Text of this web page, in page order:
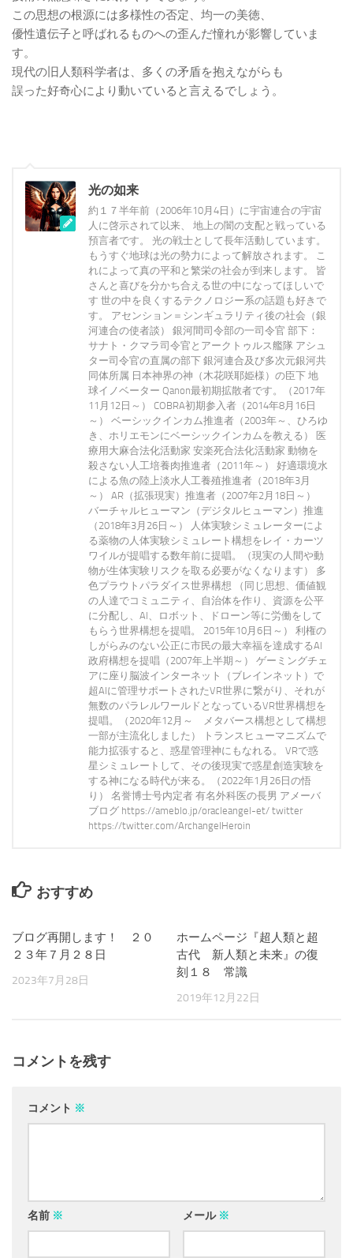
この思想の根源には多様性の否定、均一の美徳、
優性遺伝子と呼ばれるものへの歪んだ憧れが影響していま
す。
現代の旧人類科学者は、多くの矛盾を抱えながらも
誤った好奇心により動いていると言えるでしょう。
光の如来
約１７半年前（2006年10月4日）に宇宙連合の宇宙
人に啓示されて以来、 地上の闇の支配と戦っている
預言者です。 光の戦士として長年活動しています。
もうすぐ地球は光の勢力によって解放されます。 こ
れによって真の平和と繁栄の社会が到来します。 皆
さんと喜びを分かち合える世の中になってほしいで
す 世の中を良くするテクノロジー系の話題も好きで
す。 アセンション＝シンギュラリティ後の社会（銀
河連合の使者談） 銀河間司令部の一司令官 部下：
サナト・クマラ司令官とアークトゥルス艦隊 アシュ
ター司令官の直属の部下 銀河連合及び多次元銀河共
同体所属 日本神界の神（木花咲耶姫様）の臣下 地
球イノベーター Qanon最初期拡散者です。（2017年
11月12日～） COBRA初期参入者（2014年8月16日
～） ベーシックインカム推進者（2003年～、ひろゆ
き、ホリエモンにベーシックインカムを教える） 医
療用大麻合法化活動家 安楽死合法化活動家 動物を
殺さない人工培養肉推進者（2011年～） 好適環境水
による魚の陸上淡水人工養殖推進者（2018年3月
～） AR（拡張現実）推進者（2007年2月18日～）
バーチャルヒューマン（デジタルヒューマン）推進
（2018年3月26日～） 人体実験シミュレーターによ
る薬物の人体実験シミュレート構想をレイ・カーツ
ワイルが提唱する数年前に提唱。（現実の人間や動
物が生体実験リスクを取る必要がなくなります） 多
色プラウトパラダイス世界構想 （同じ思想、価値観
の人達でコミュニティ、自治体を作り、資源を公平
に分配し、AI、ロボット、ドローン等に労働をして
もらう世界構想を提唱。 2015年10月6日～） 利権の
しがらみのない公正に市民の最大幸福を達成するAI
政府構想を提唱（2007年上半期～） ゲーミングチェ
アに座り脳波インターネット（ブレインネット）で
超AIに管理サポートされたVR世界に繋がり、それが
無数のパラレルワールドとなっているVR世界構想を
提唱。（2020年12月～ メタバース構想として構想
一部が主流化しました） トランスヒューマニズムで
能力拡張すると、惑星管理神にもなれる。 VRで惑
星シミュレートして、その後現実で惑星創造実験を
する神になる時代が来る。（2022年1月26日の悟
り） 名誉博士号内定者 有名外科医の長男 アメーバ
ブログ https://ameblo.jp/oracleangel-et/ twitter
https://twitter.com/ArchangelHeroin
おすすめ
ブログ再開します！ ２０
２３年７月２８日
2023年7月28日
ホームページ『超人類と超
古代 新人類と未来』の復
刻１８ 常識
2019年12月22日
コメントを残す
コメント ※
名前 ※ メール ※